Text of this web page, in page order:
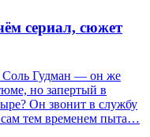
сериал, сюжет
Соль Гудман — он же
но запертый в
Он звонит в службу
тем временем пыта…